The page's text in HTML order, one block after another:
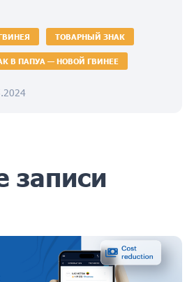
ТОВАРНЫЙ ЗНАК
В ПАПУА — НОВОЙ ГВИНЕЕ
записи